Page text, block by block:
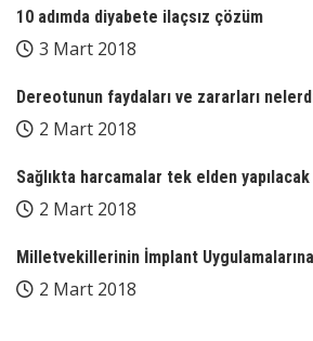
10 adımda diyabete ilaçsız çözüm
3 Mart 2018
Dereotunun faydaları ve zararları
2 Mart 2018
Sağlıkta harcamalar tek elden yapılacak
2 Mart 2018
Milletvekillerinin İmplant
2 Mart 2018